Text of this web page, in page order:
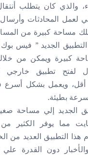
والذي كان يتطلب
لعمل المحادثات وأرسال
مساحة كبيرة من
التطبيق الجديد ” فيس
كبيرة ويمكن من
لفتح تطبيق خارجي
أقل، ويعمل بشكل أسرع
بطيئة.
الجديد إلي مساحة
مما يوفر الكثير
هذا التطبيق العديد
دون القدرة علي